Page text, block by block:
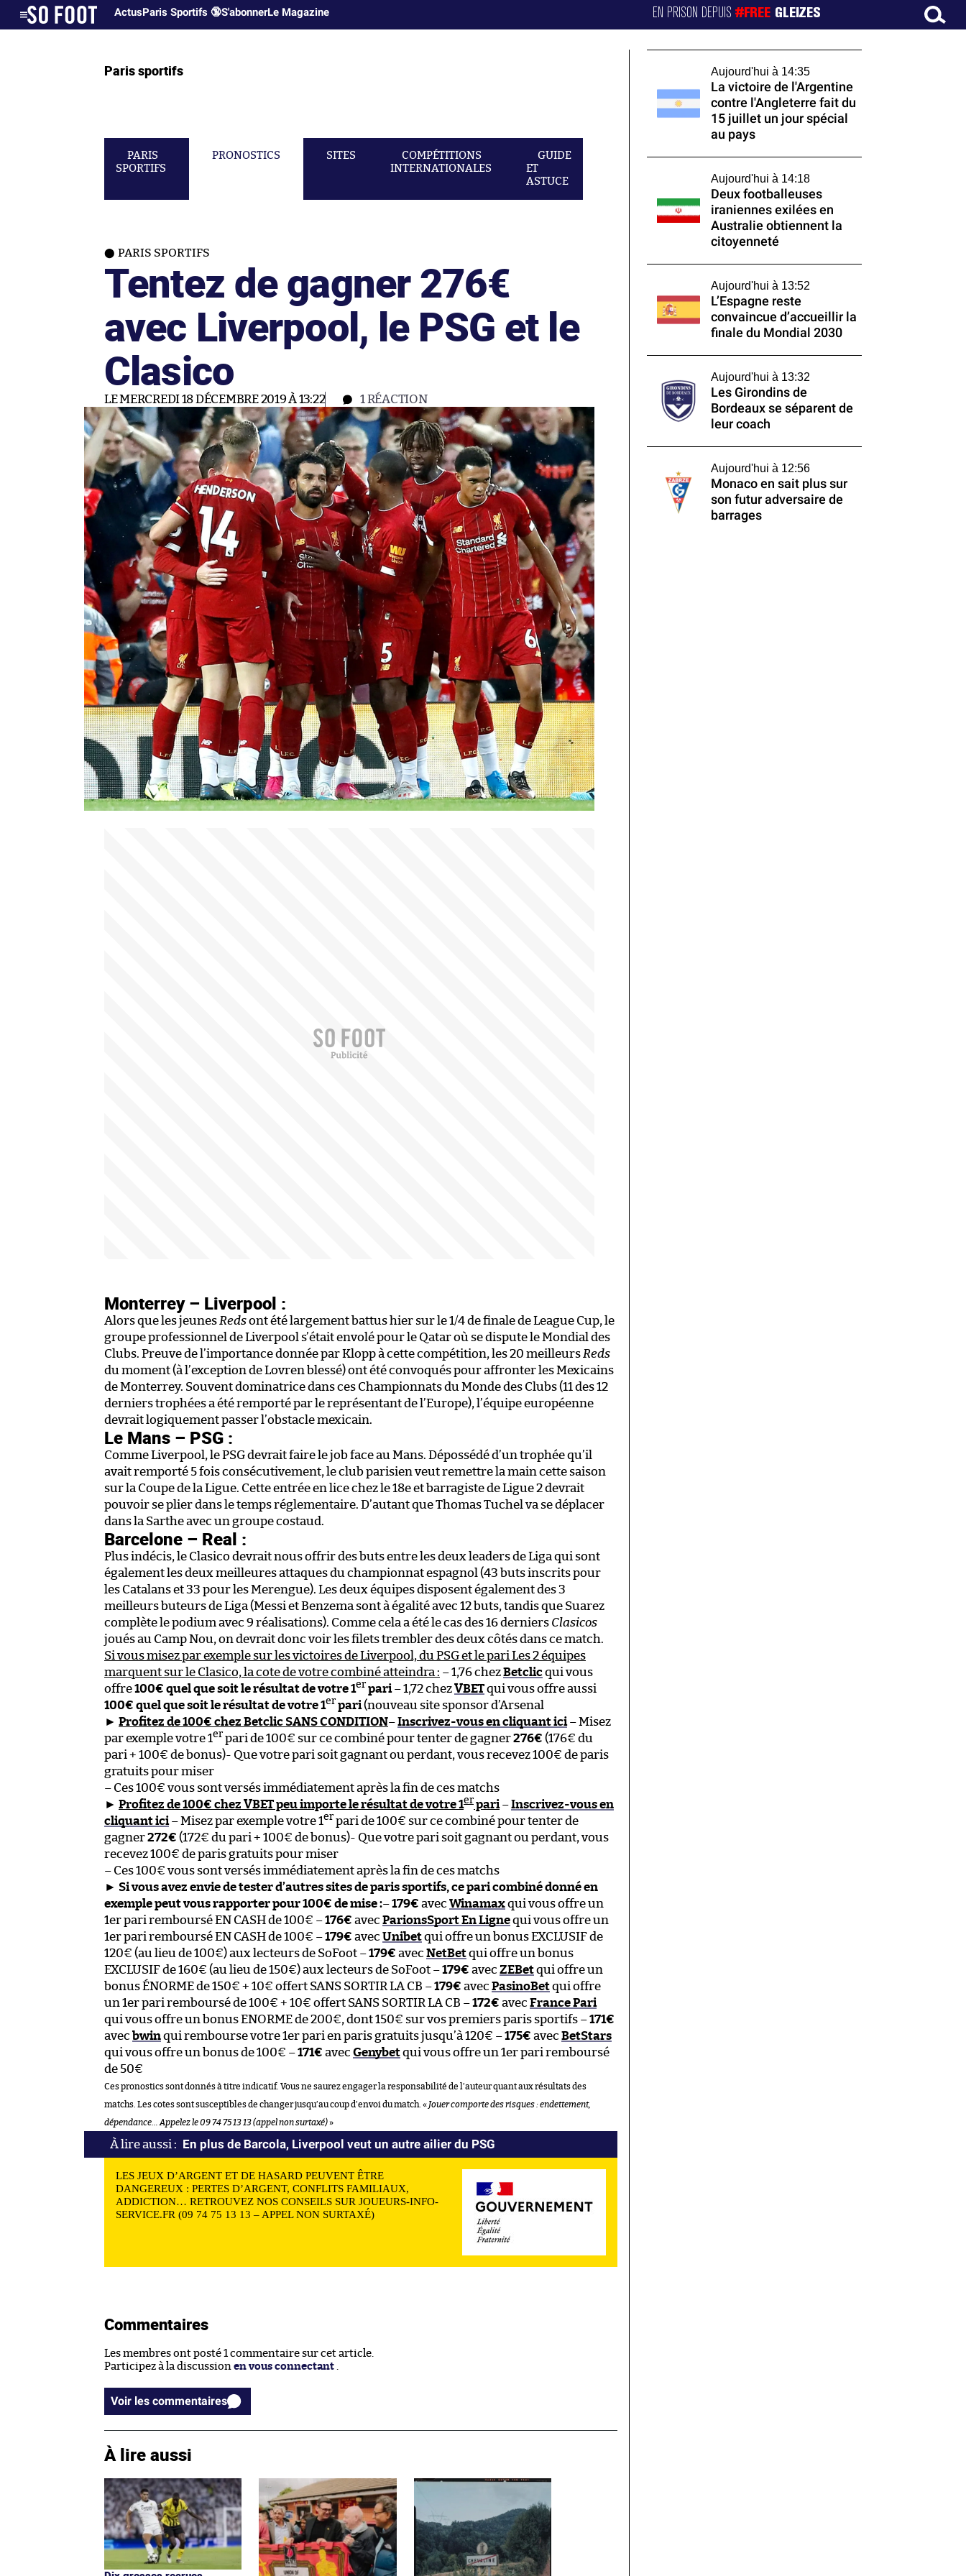
ActusParis Sportifs 🔞S'abonnerLe Magazine EN PRISON DEPUIS#FREE GLEIZES
Paris sportifs
PARIS
SPORTIFS
PRONOSTICS SITES
COMPÉTITIONS
INTERNATIONALES
GUIDE
ET
ASTUCE
PARIS SPORTIFS
Tentez de gagner 276€
avec Liverpool, le PSG et le
Clasico
LE MERCREDI 18 DÉCEMBRE 2019 À 13:22 1 RÉACTION
Monterrey – Liverpool :
Alors que les jeunes Redsont été largement battus hier sur le 1/4 de finale de League Cup, le
groupe professionnel de Liverpool s’était envolé pour le Qatar où se dispute le Mondial des
Clubs. Preuve de l’importance donnée par Klopp à cette compétition, les 20 meilleurs Reds
du moment (à l’exception de Lovren blessé) ont été convoqués pour affronter les Mexicains
de Monterrey. Souvent dominatrice dans ces Championnats du Monde des Clubs (11 des 12
derniers trophées a été remporté par le représentant de l’Europe), l’équipe européenne
devrait logiquement passer l’obstacle mexicain.
Le Mans – PSG :
Comme Liverpool, le PSG devrait faire le job face au Mans. Dépossédé d’un trophée qu’il
avait remporté 5 fois consécutivement, le club parisien veut remettre la main cette saison
sur la Coupe de la Ligue. Cette entrée en lice chez le 18e et barragiste de Ligue 2 devrait
pouvoir se plier dans le temps réglementaire. D’autant que Thomas Tuchel va se déplacer
dans la Sarthe avec un groupe costaud.
Barcelone – Real :
Plus indécis, le Clasico devrait nous offrir des buts entre les deux leaders de Liga qui sont
également les deux meilleures attaques du championnat espagnol (43 buts inscrits pour
les Catalans et 33 pour les Merengue). Les deux équipes disposent également des 3
meilleurs buteurs de Liga (Messi et Benzema sont à égalité avec 12 buts, tandis que Suarez
complète le podium avec 9 réalisations). Comme cela a été le cas des 16 derniers Clasicos
joués au Camp Nou, on devrait donc voir les filets trembler des deux côtés dans ce match.
Si vous misez par exemple sur les victoires de Liverpool, du PSG et le pari Les 2 équipes
marquent sur le Clasico, la cote de votre combiné atteindra : – 1,76 chezBetclicqui vous
offre100€ quel que soit le résultat de votre 1er pari– 1,72 chezVBETqui vous offre aussi
100€ quel que soit le résultat de votre 1er pari(nouveau site sponsor d’Arsenal
► Profitez de 100€ chez Betclic SANS CONDITION–Inscrivez-vous en cliquant ici– Misez
par exemple votre 1er pari de 100€ sur ce combiné pour tenter de gagner276€ (176€ du
pari + 100€ de bonus)- Que votre pari soit gagnant ou perdant, vous recevez 100€ de paris
gratuits pour miser
– Ces 100€ vous sont versés immédiatement après la fin de ces matchs
► Profitez de 100€ chez VBET peu importe le résultat de votre 1er pari–Inscrivez-vous en
cliquant ici– Misez par exemple votre 1er pari de 100€ sur ce combiné pour tenter de
gagner272€ (172€ du pari + 100€ de bonus)- Que votre pari soit gagnant ou perdant, vous
recevez 100€ de paris gratuits pour miser
– Ces 100€ vous sont versés immédiatement après la fin de ces matchs
► Si vous avez envie de tester d’autres sites de paris sportifs, ce pari combiné donné en
exemple peut vous rapporter pour 100€ de mise :–179€ avec Winamaxqui vous offre un
1er pari remboursé EN CASH de 100€ –176€ avec ParionsSport En Lignequi vous offre un
1er pari remboursé EN CASH de 100€ –179€ avec Unibetqui offre un bonus EXCLUSIF de
120€ (au lieu de 100€) aux lecteurs de SoFoot –179€ avec NetBetqui offre un bonus
EXCLUSIF de 160€ (au lieu de 150€) aux lecteurs de SoFoot –179€ avec ZEBetqui offre un
bonus ÉNORME de 150€ + 10€ offert SANS SORTIR LA CB –179€ avec PasinoBetqui offre
un 1er pari remboursé de 100€ + 10€ offert SANS SORTIR LA CB –172€ avec France Pari
qui vous offre un bonus ENORME de 200€, dont 150€ sur vos premiers paris sportifs –171€
avec bwinqui rembourse votre 1er pari en paris gratuits jusqu’à 120€ –175€ avec BetStars
qui vous offre un bonus de 100€ –171€ avec Genybetqui vous offre un 1er pari remboursé
de 50€
Ces pronostics sont donnés à titre indicatif. Vous ne saurez engager la responsabilité de l’auteur quant aux résultats des
matchs. Les cotes sont susceptibles de changer jusqu’au coup d’envoi du match. « Jouer comporte des risques : endettement,
dépendance… Appelez le 09 74 75 13 13 (appel non surtaxé)»
En plus de Barcola, Liverpool veut un autre ailier du PSG
LES JEUX D’ARGENT ET DE HASARD PEUVENT ÊTRE
DANGEREUX : PERTES D’ARGENT, CONFLITS FAMILIAUX,
ADDICTION… RETROUVEZ NOS CONSEILS SUR JOUEURS-INFO-
SERVICE.FR (09 74 75 13 13 – APPEL NON SURTAXÉ)
Commentaires
Les membres ont posté 1 commentaire sur cet article.
Participez à la discussion en vous connectant
Voir les commentaires
À lire aussi
Aujourd'hui à 14:35
La victoire de l'Argentine
contre l'Angleterre fait du
15 juillet un jour spécial
au pays
Aujourd'hui à 14:18
Deux footballeuses
iraniennes exilées en
Australie obtiennent la
citoyenneté
Aujourd'hui à 13:52
L’Espagne reste
convaincue d’accueillir la
finale du Mondial 2030
Aujourd'hui à 13:32
Les Girondins de
Bordeaux se séparent de
leur coach
Aujourd'hui à 12:56
Monaco en sait plus sur
son futur adversaire de
barrages